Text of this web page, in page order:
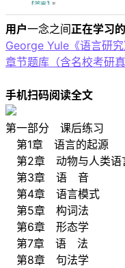
用户一念之间正在学习
George Yule《语言研
章节题库（含名校考研
手机扫码阅读全文
第一部分 课后练习
第1章 语言的起源
第2章 动物与人类语
第3章 语 音
第4章 语言模式
第5章 构词法
第6章 形态学
第7章 语 法
第8章 句法学